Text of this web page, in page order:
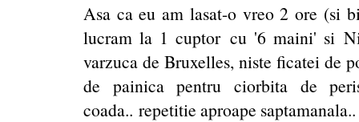
Asa ca eu am lasat-o vreo 2 ore (si
lucram la 1 cuptor cu '6 maini' si
varzuca de Bruxelles, niste ficatei de
de painica pentru ciorbita de
coada.. repetitie aproape